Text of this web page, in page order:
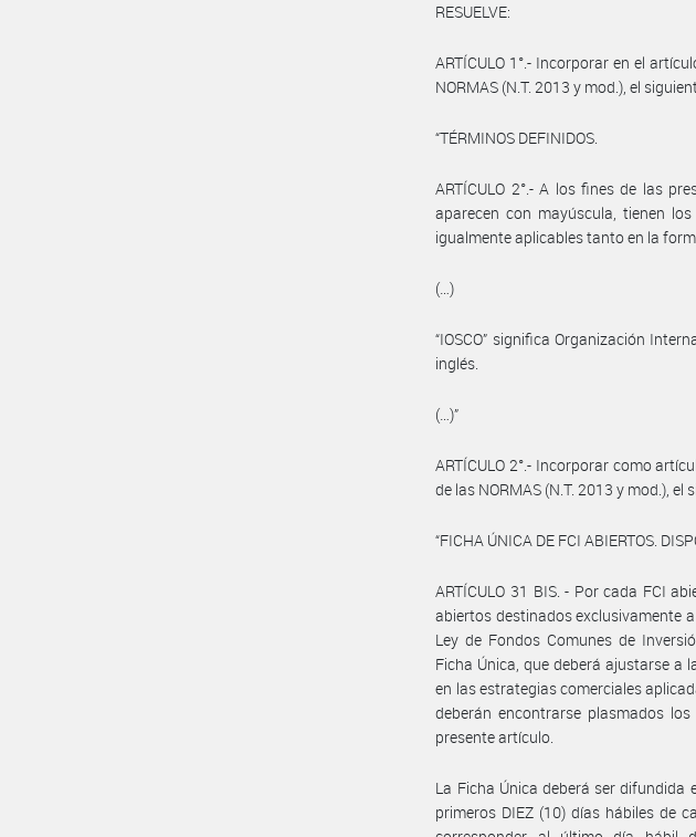
RESUELVE:
ARTÍCULO 1°.- Incorporar en el
NORMAS (N.T. 2013 y mod.), el
“TÉRMINOS DEFINIDOS.
ARTÍCULO 2°.- A los fines de las
aparecen con mayúscula, tienen
igualmente aplicables tanto en la
(…)
“IOSCO” significa Organización
inglés.
(…)”
ARTÍCULO 2°.- Incorporar como
de las NORMAS (N.T. 2013 y mod.), el
“FICHA ÚNICA DE FCI ABIERTOS.
ARTÍCULO 31 BIS. - Por cada FCI
abiertos destinados exclusivamente
Ley de Fondos Comunes de
Ficha Única, que deberá ajustarse a
en las estrategias comerciales
deberán encontrarse plasmados
presente artículo.
La Ficha Única deberá ser difundida
primeros DIEZ (10) días hábiles de